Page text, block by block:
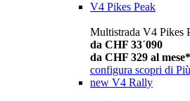
V4 Pikes Peak
Multistrada V4 Pikes
da CHF 33´090
da CHF 329 al mese*
configura scopri di Più
new V4 Rally